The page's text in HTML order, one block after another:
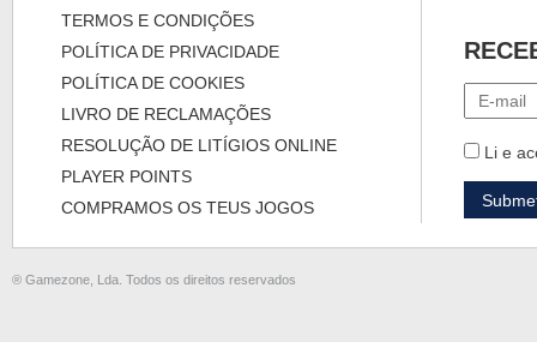
TERMOS E CONDIÇÕES
POLÍTICA DE PRIVACIDADE
POLÍTICA DE COOKIES
LIVRO DE RECLAMAÇÕES
RESOLUÇÃO DE LITÍGIOS ONLINE
PLAYER POINTS
COMPRAMOS OS TEUS JOGOS
Li e
® Gamezone, Lda. Todos os direitos reservados